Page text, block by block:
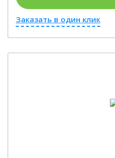
Заказать в один клик